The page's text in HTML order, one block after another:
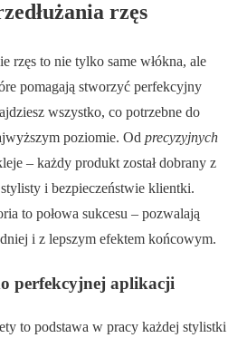
rzęs
rzęs to nie tylko same włókna, ale
pomagają stworzyć perfekcyjny
wszystko, co potrzebne do
poziomie. Od precyzyjnych
– każdy produkt został dobrany z
i bezpieczeństwie klientki.
to połowa sukcesu – pozwalają
i z lepszym efektem końcowym.
perfekcyjnej aplikacji
to podstawa w pracy każdej stylistki